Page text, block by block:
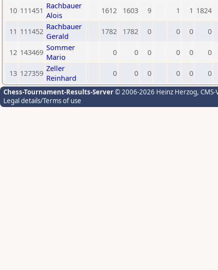
10 111451 Rachbauer
Alois
1612 1603 9 1 1 1824
11 111452 Rachbauer
Gerald
1782 1782 0 0 0 0
12 143469 Sommer
Mario
0 0 0 0 0 0
13 127359 Zeller
Reinhard
0 0 0 0 0 0
Chess-Tournament-Results-Server© 2006-2026 Heinz Herzog,
Legal details/Terms of use